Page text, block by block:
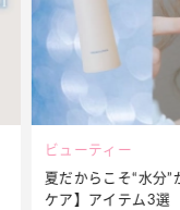
ビューティー
夏だからこそ“水分
ケア】アイテム3選